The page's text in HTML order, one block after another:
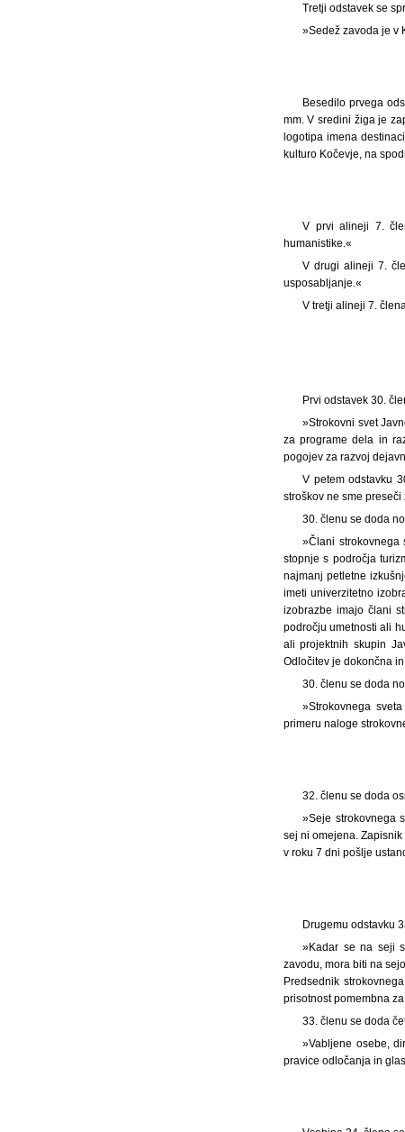
Tretji odstavek se
»Sedež zavoda je v
Besedilo prvega
mm. V sredini žiga je
logotipa imena
kulturo Kočevje, na
V prvi alineji 7.
humanistike.«
V drugi alineji 7.
usposabljanje.«
V tretji alineji 7.
Prvi odstavek 30.
»Strokovni svet
za programe dela in
pogojev za razvoj
V petem odstavku
stroškov ne sme
30. členu se doda
»Člani strokovnega
stopnje s področja
najmanj petletne
imeti univerzitetno
izobrazbe imajo člani
področju umetnosti ali
ali projektnih skupin
Odločitev je dokončna
30. členu se doda
»Strokovnega
primeru naloge
32. členu se doda
»Seje strokovnega
sej ni omejena.
v roku 7 dni pošlje
Drugemu odstavku
»Kadar se na seji
zavodu, mora biti na
Predsednik
prisotnost pomembna
33. členu se doda
»Vabljene osebe,
pravice odločanja in